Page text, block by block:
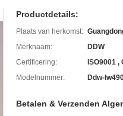
Productdetails:
Plaats van herkomst:
Merknaam:
DDW
Certificering:
ISO9001 ,
Modelnummer:
Ddw-
Betalen & Verzenden